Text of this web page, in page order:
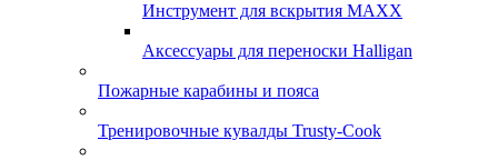
Инструмент для вскрытия MAXX
Аксессуары для переноски Halligan
Пожарные карабины и пояса
Тренировочные кувалды Trusty-Cook